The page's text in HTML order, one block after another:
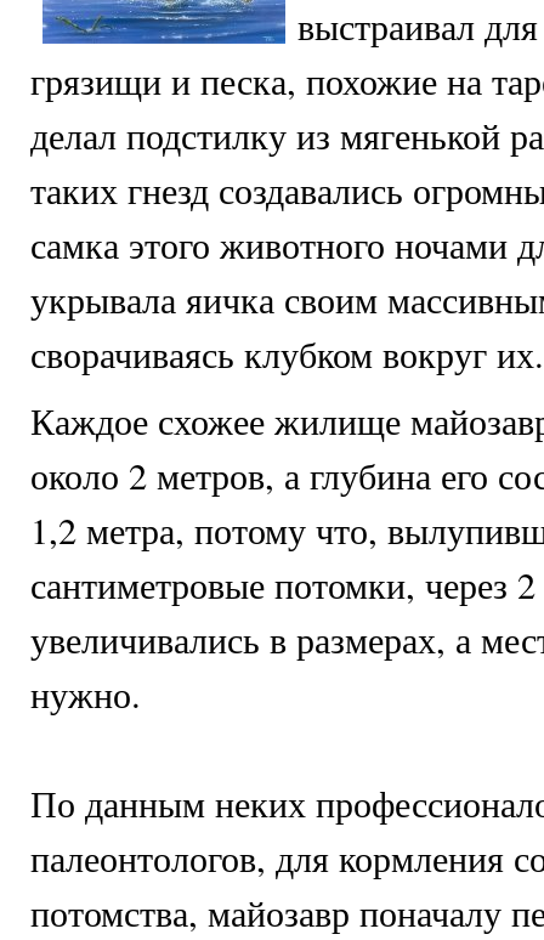
выстраивал
грязищи и песка, похожие на
делал подстилку из мягенькой
таких гнезд создавались
самка этого животного ночами
укрывала яичка своим
сворачиваясь клубком вокруг их.
Каждое схожее жилище
около 2 метров, а глубина его
1,2 метра, потому что,
сантиметровые потомки, через
увеличивались в размерах, а
нужно.
По данным неких
палеонтологов, для кормления
потомства, майозавр поначалу